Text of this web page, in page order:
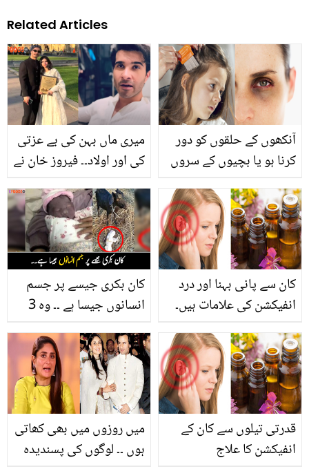
Related Articles
میری ماں بہن کی بے عزتی
کی اور اولاد۔۔ فیروز خان نے
کچھ لکھ ڈالا؟ حقیقت جان
کر لوگ پریشان
آنکھوں کے حلقوں کو دور
کرنا ہو یا بچیوں کے سروں
ایسی ٹپس جو روزمرہ کی
زندگی میں آپ کے بھی کام
آسکتی ہیں
کان بکری جیسے پر جسم
انسانوں جیسا ہے ۔۔ وہ 3
بچوں کو دیکھ کر مائیں
گھبرا گئی تھیں
کان سے پانی بہنا اور درد
انفیکشن کی علامات ہیں۔
تکلیف کو کم کرنے میں
مددگار ثابت ہوسکتے ہیں
میں روزوں میں بھی کھاتی
ہوں ۔۔ لوگوں کی پسندیدہ
قدرتی تیلوں سے کان کے
انفیکشن کا علاج